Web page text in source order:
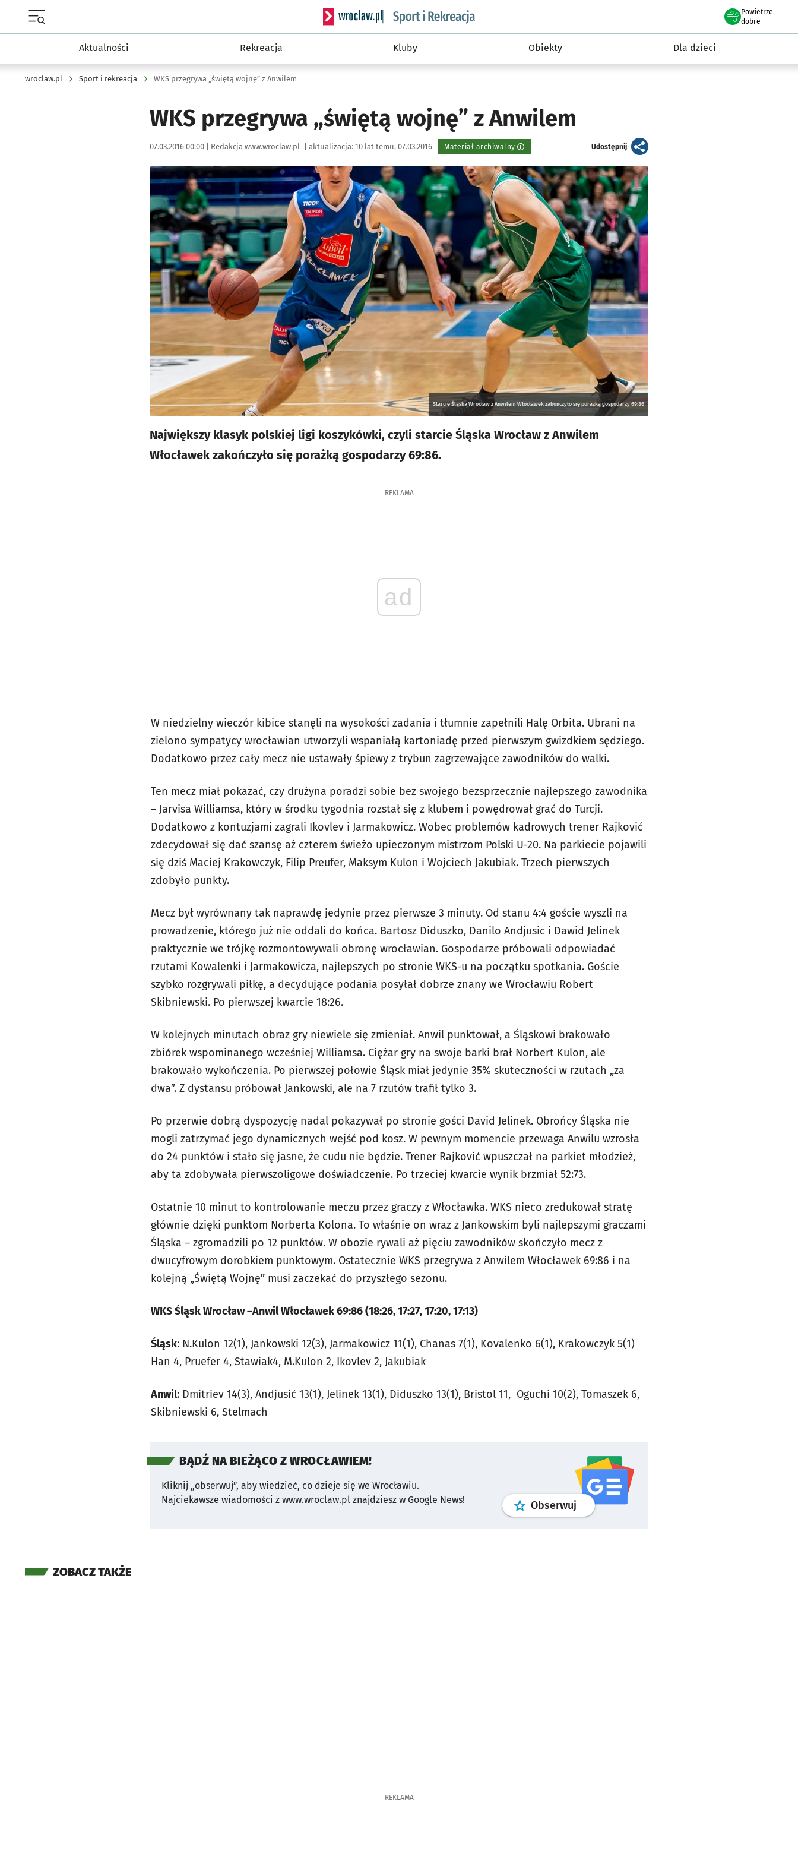
Serwis informacyjny wroclaw.pl podserwis: Sport i rekreacja
Powietrze
we Wrocławiu
dobre
Aktualności Rekreacja Kluby Obiekty Dla dzieci
wroclaw.pl Sport i rekreacja WKS przegrywa „świętą wojnę” z Anwilem
WKS przegrywa „świętą wojnę” z Anwilem
Data publikacji:
07.03.2016 00:00 | Autor:
Redakcja www.wroclaw.pl aktualizacja: 10 lat temu, 07.03.2016 Materiał archiwalny Udostępnijartykuł
Kliknij, aby powiększyć
Starcie Śląska Wrocław z Anwilem Włocławek zakończyło się porażką gospodarzy 69:86
Największy klasyk polskiej ligi koszykówki, czyli starcie Śląska Wrocław z Anwilem
Włocławek zakończyło się porażką gospodarzy 69:86.
REKLAMA
ad
W niedzielny wieczór kibice stanęli na wysokości zadania i tłumnie zapełnili Halę Orbita. Ubrani na
zielono sympatycy wrocławian utworzyli wspaniałą kartoniadę przed pierwszym gwizdkiem sędziego.
Dodatkowo przez cały mecz nie ustawały śpiewy z trybun zagrzewające zawodników do walki.
Ten mecz miał pokazać, czy drużyna poradzi sobie bez swojego bezsprzecznie najlepszego zawodnika
– Jarvisa Williamsa, który w środku tygodnia rozstał się z klubem i powędrował grać do Turcji.
Dodatkowo z kontuzjami zagrali Ikovlev i Jarmakowicz. Wobec problemów kadrowych trener Rajković
zdecydował się dać szansę aż czterem świeżo upieczonym mistrzom Polski U-20. Na parkiecie pojawili
się dziś Maciej Krakowczyk, Filip Preufer, Maksym Kulon i Wojciech Jakubiak. Trzech pierwszych
zdobyło punkty.
Mecz był wyrównany tak naprawdę jedynie przez pierwsze 3 minuty. Od stanu 4:4 goście wyszli na
prowadzenie, którego już nie oddali do końca. Bartosz Diduszko, Danilo Andjusic i Dawid Jelinek
praktycznie we trójkę rozmontowywali obronę wrocławian. Gospodarze próbowali odpowiadać
rzutami Kowalenki i Jarmakowicza, najlepszych po stronie WKS-u na początku spotkania. Goście
szybko rozgrywali piłkę, a decydujące podania posyłał dobrze znany we Wrocławiu Robert
Skibniewski. Po pierwszej kwarcie 18:26.
W kolejnych minutach obraz gry niewiele się zmieniał. Anwil punktował, a Śląskowi brakowało
zbiórek wspominanego wcześniej Williamsa. Ciężar gry na swoje barki brał Norbert Kulon, ale
brakowało wykończenia. Po pierwszej połowie Śląsk miał jedynie 35% skuteczności w rzutach „za
dwa”. Z dystansu próbował Jankowski, ale na 7 rzutów trafił tylko 3.
Po przerwie dobrą dyspozycję nadal pokazywał po stronie gości David Jelinek. Obrońcy Śląska nie
mogli zatrzymać jego dynamicznych wejść pod kosz. W pewnym momencie przewaga Anwilu wzrosła
do 24 punktów i stało się jasne, że cudu nie będzie. Trener Rajković wpuszczał na parkiet młodzież,
aby ta zdobywała pierwszoligowe doświadczenie. Po trzeciej kwarcie wynik brzmiał 52:73.
Ostatnie 10 minut to kontrolowanie meczu przez graczy z Włocławka. WKS nieco zredukował stratę
głównie dzięki punktom Norberta Kolona. To właśnie on wraz z Jankowskim byli najlepszymi graczami
Śląska – zgromadzili po 12 punktów. W obozie rywali aż pięciu zawodników skończyło mecz z
dwucyfrowym dorobkiem punktowym. Ostatecznie WKS przegrywa z Anwilem Włocławek 69:86 i na
kolejną „Świętą Wojnę” musi zaczekać do przyszłego sezonu.
WKS Śląsk Wrocław –Anwil Włocławek 69:86 (18:26, 17:27, 17:20, 17:13)
Śląsk: N.Kulon 12(1), Jankowski 12(3), Jarmakowicz 11(1), Chanas 7(1), Kovalenko 6(1), Krakowczyk 5(1)
Han 4, Pruefer 4, Stawiak4, M.Kulon 2, Ikovlev 2, Jakubiak
Anwil: Dmitriev 14(3), Andjusić 13(1), Jelinek 13(1), Diduszko 13(1), Bristol 11, Oguchi 10(2), Tomaszek 6,
Skibniewski 6, Stelmach
BĄDŹ NA BIEŻĄCO Z WROCŁAWIEM!
Kliknij „obserwuj”, aby wiedzieć, co dzieje się we Wrocławiu.
Najciekawsze wiadomości z www.wroclaw.pl znajdziesz w Google News!
Obserwuj profilgoogle news
ZOBACZ TAKŻE
REKLAMA